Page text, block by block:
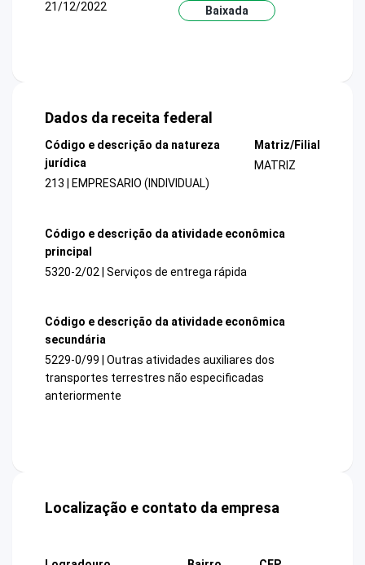
21/12/2022
Baixada
Dados da receita federal
Código e descrição da natureza
jurídica
213 | EMPRESARIO (INDIVIDUAL)
Matriz/Filial
MATRIZ
Código e descrição da atividade econômica
principal
5320-2/02 | Serviços de entrega rápida
Código e descrição da atividade econômica
secundária
5229-0/99 | Outras atividades auxiliares dos
transportes terrestres não especificadas
anteriormente
Localização e contato da empresa